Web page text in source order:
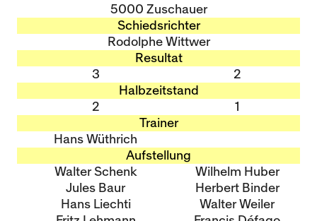
5000 Zuschauer
Schiedsrichter
Rodolphe Wittwer
Resultat
3
2
Halbzeitstand
2
1
Trainer
Hans Wüthrich
Aufstellung
Walter Schenk
Jules Baur
Hans Liechti
Wilhelm Huber
Herbert Binder
Walter Weiler